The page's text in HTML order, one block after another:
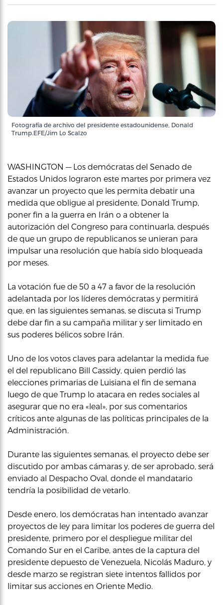
Fotografía de archivo del presidente estadounidense, Donald
Trump.EFE/Jim Lo Scalzo
WASHINGTON — Los demócratas del Senado de
Estados Unidos lograron este martes por primera vez
avanzar un proyecto que les permita debatir una
medida que obligue al presidente, Donald Trump,
poner fin a la guerra en Irán o a obtener la
autorización del Congreso para continuarla, después
de que un grupo de republicanos se unieran para
impulsar una resolución que había sido bloqueada
por meses.
La votación fue de 50 a 47 a favor de la resolución
adelantada por los líderes demócratas y permitirá
que, en las siguientes semanas, se discuta si Trump
debe dar fin a su campaña militar y ser limitado en
sus poderes bélicos sobre Irán.
Uno de los votos claves para adelantar la medida fue
el del republicano Bill Cassidy, quien perdió las
elecciones primarias de Luisiana el fin de semana
luego de que Trump lo atacara en redes sociales al
asegurar que no era «leal», por sus comentarios
críticos ante algunas de las políticas principales de la
Administración.
Durante las siguientes semanas, el proyecto debe ser
discutido por ambas cámaras y, de ser aprobado, será
enviado al Despacho Oval, donde el mandatario
tendría la posibilidad de vetarlo.
Desde enero, los demócratas han intentado avanzar
proyectos de ley para limitar los poderes de guerra del
presidente, primero por el despliegue militar del
Comando Sur en el Caribe, antes de la captura del
presidente depuesto de Venezuela, Nicolás Maduro, y
desde marzo se registran siete intentos fallidos por
limitar sus acciones en Oriente Medio.